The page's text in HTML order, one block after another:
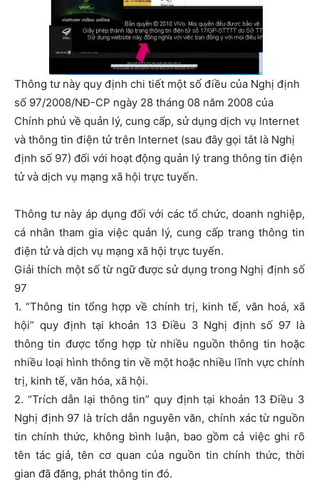
Thông tư này quy định chi tiết một số điều của Nghị định
số 97/2008/NĐ-CP ngày 28 tháng 08 năm 2008 của
Chính phủ về quản lý, cung cấp, sử dụng dịch vụ Internet
và thông tin điện tử trên Internet (sau đây gọi tắt là Nghị
định số 97) đối với hoạt động quản lý trang thông tin điện
tử và dịch vụ mạng xã hội trực tuyến.
Thông tư này áp dụng đối với các tổ chức, doanh nghiệp,
cá nhân tham gia việc quản lý, cung cấp trang thông tin
điện tử và dịch vụ mạng xã hội trực tuyến.
Giải thích một số từ ngữ được sử dụng trong Nghị định số
97
1. “Thông tin tổng hợp về chính trị, kinh tế, văn hoá, xã
hội” quy định tại khoản 13 Điều 3 Nghị định số 97 là
thông tin được tổng hợp từ nhiều nguồn thông tin hoặc
nhiều loại hình thông tin về một hoặc nhiều lĩnh vực chính
trị, kinh tế, văn hóa, xã hội.
2. “Trích dẫn lại thông tin” quy định tại khoản 13 Điều 3
Nghị định 97 là trích dẫn nguyên văn, chính xác từ nguồn
tin chính thức, không bình luận, bao gồm cả việc ghi rõ
tên tác giả, tên cơ quan của nguồn tin chính thức, thời
gian đã đăng, phát thông tin đó.